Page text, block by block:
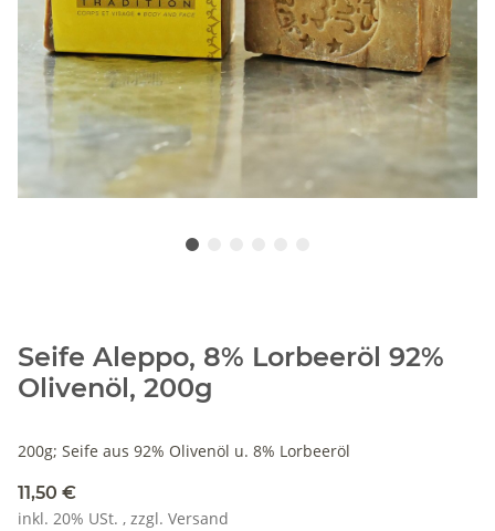
Seife Aleppo, 8% Lorbeeröl 92%
Olivenöl, 200g
200g; Seife aus 92% Olivenöl u. 8% Lorbeeröl
11,50 €
inkl. 20% USt. , zzgl. Versand